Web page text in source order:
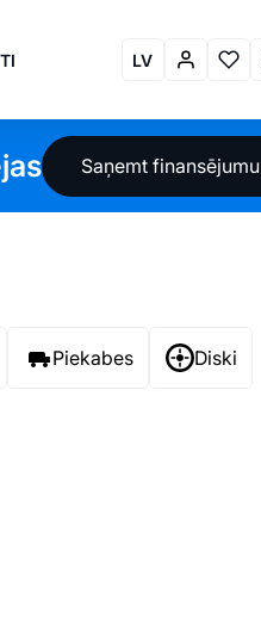
LV
Saņemt finansējumu
Piekabes Diski